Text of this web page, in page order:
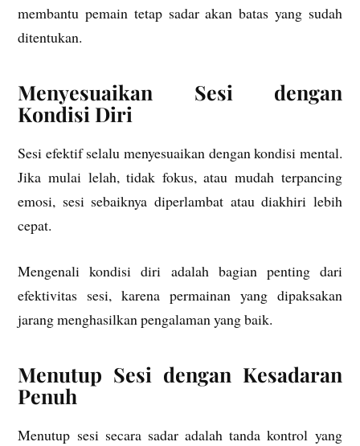
membantu pemain tetap sadar akan batas yang sudah
ditentukan.
Menyesuaikan Sesi dengan
Kondisi Diri
Sesi efektif selalu menyesuaikan dengan kondisi mental.
Jika mulai lelah, tidak fokus, atau mudah terpancing
emosi, sesi sebaiknya diperlambat atau diakhiri lebih
cepat.
Mengenali kondisi diri adalah bagian penting dari
efektivitas sesi, karena permainan yang dipaksakan
jarang menghasilkan pengalaman yang baik.
Menutup Sesi dengan Kesadaran
Penuh
Menutup sesi secara sadar adalah tanda kontrol yang